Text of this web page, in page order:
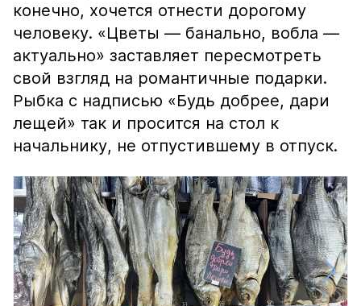
конечно, хочется отнести дорогому
человеку. «Цветы — банально, вобла —
актуально» заставляет пересмотреть
свой взгляд на романтичные подарки.
Рыбка с надписью «Будь добрее, дари
лещей» так и просится на стол к
начальнику, не отпустившему в отпуск.